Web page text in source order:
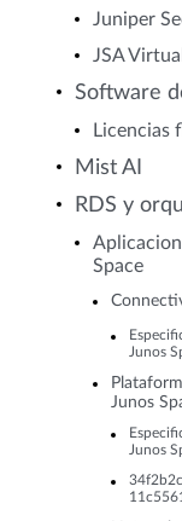
Juniper
JSA
Software
Licencias
Mist AI
RDS y
Space
Junos
Junos
Junos